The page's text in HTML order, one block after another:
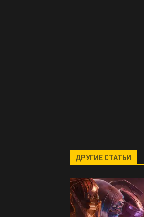
ДРУГИЕ СТАТЬИ